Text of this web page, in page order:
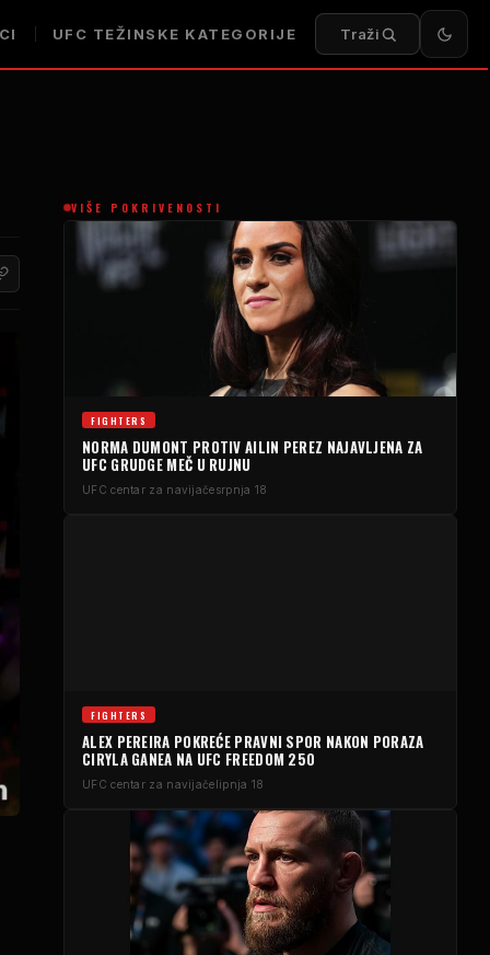
UFC TEŽINSKE KATEGORIJE Traži
VIŠE POKRIVENOSTI
FIGHTERS
NORMA DUMONT PROTIV AILIN PEREZ NAJAVLJENA ZA
UFC GRUDGE MEČ U RUJNU
UFC centar za navijačesrpnja 18
FIGHTERS
ALEX PEREIRA POKREĆE PRAVNI SPOR NAKON PORAZA
CIRYLA GANEA NA UFC FREEDOM 250
UFC centar za navijačelipnja 18